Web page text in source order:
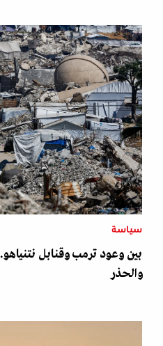
سياسة
بين وعود ترمب وقنابل
والحذر